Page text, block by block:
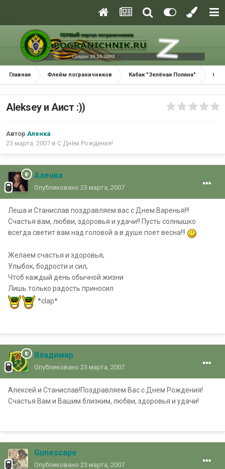
Главная Флейм пограничников Кабак "Зелёная Поляна" С
Aleksey и Аист :))
Автор Аленка
23 марта, 2007 в С Днём Рождения!
Аленка
Опубликовано 23 марта, 2007
Леша и Станислав поздравляем вас с Днем Варенья!!!
Счастья вам, любви, здоровья и удачи!! Пусть солнышко
всегда светит вам над головой а в душе поет весна!!!
Желаем счастья и здоровья,
Улыбок, бодрости и сил,
Чтоб каждый день обычной жизни
Лишь только радость приносил
*clap*
Владимир
Опубликовано 23 марта, 2007
Алексей и Станислав!Поздравляем Вас с Днем Рождения!
Счастья Вам и Вашим близким, любви, здоровья и удачи!
Gunescape
Опубликовано 23 марта, 2007